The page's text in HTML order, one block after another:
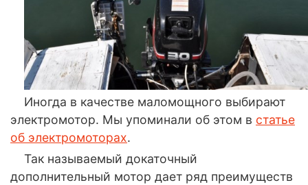
Иногда в качестве маломощного выбирают
электромотор. Мы упоминали об этом в статье
об электромоторах.
Так называемый докаточный
дополнительный мотор дает ряд преимуществ